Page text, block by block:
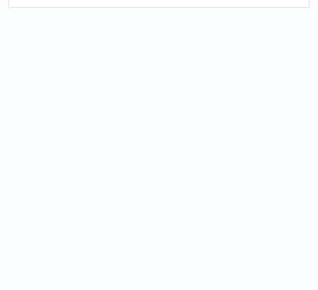
13:49 Mastercard’dan dev dijital hamle: Kripto ve geleneksel